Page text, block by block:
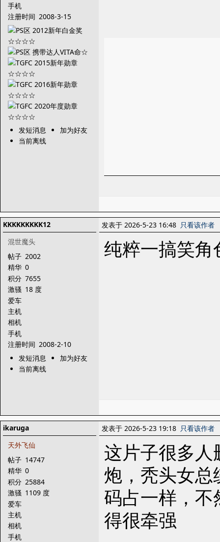
手机
注册时间 2008-3-15
发短消息
加为好友
当前离线
KKKKKKKKK12
混世魔头
帖子 2002
精华 0
积分 7655
激骚 18 度
爱车
主机
相机
手机
注册时间 2008-2-10
发短消息
加为好友
当前离线
发表于 2026-5-23 16:48 只看该作者
纯粹一搞笑角
ikaruga
天外飞仙
帖子 14747
精华 0
积分 25884
激骚 1109 度
爱车
主机
相机
手机
发表于 2026-5-23 19:18 只看该作者
这片子很多
炮，秃头女
码占一样，
得很牵强